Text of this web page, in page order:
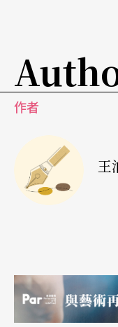
超过一百五十元
半。
民众生活的重要
之间的隔阂，作
绝期，而且观众因
长远看来对健康
作者
王